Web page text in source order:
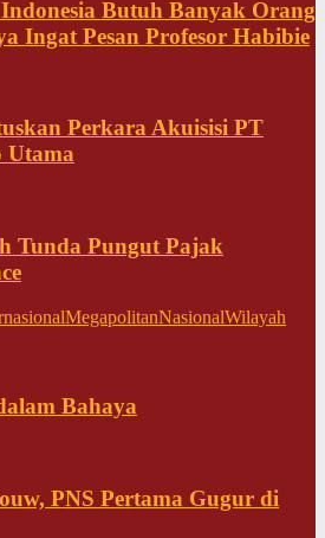
Butuh Banyak Orang
Ingat Pesan Profesor Habibie
Perkara Akuisisi PT
Utama
Tunda Pungut Pajak
MegapolitanNasionalWilayah
Bahaya
PNS Pertama Gugur di